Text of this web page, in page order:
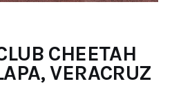
CHEETAH
VERACRUZ